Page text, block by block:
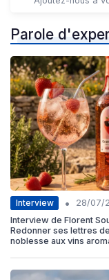
Parole
Interview •
28/07/
Interview de Florent
Redonner ses lettres de
noblesse aux vins